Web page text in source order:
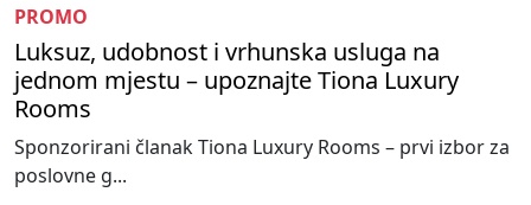
PROMO
Luksuz, udobnost i vrhunska usluga na
jednom mjestu – upoznajte Tiona Luxury
Rooms
Sponzorirani članak Tiona Luxury Rooms – prvi izbor za
poslovne g...